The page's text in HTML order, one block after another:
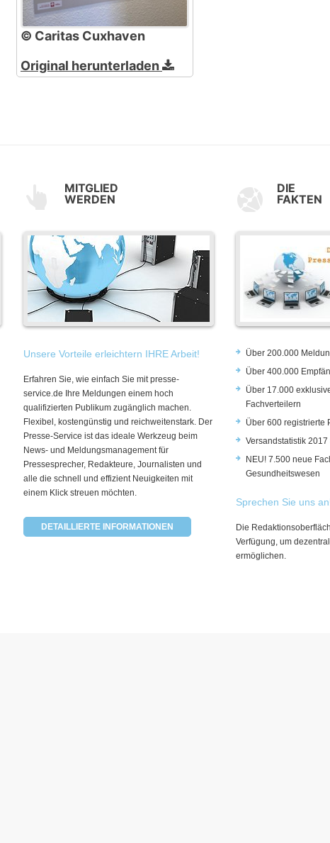
© Caritas Cuxhaven
Original herunterladen
MITGLIED
WERDEN
Unsere Vorteile erleichtern IHRE Arbeit!
Erfahren Sie, wie einfach Sie mit presse-
service.de Ihre Meldungen einem hoch
qualifizierten Publikum zugänglich machen.
Flexibel, kostengünstig und reichweitenstark. Der
Presse-Service ist das ideale Werkzeug beim
News- und Meldungsmanagement für
Pressesprecher, Redakteure, Journalisten und
alle die schnell und effizient Neuigkeiten mit
einem Klick streuen möchten.
DETAILLIERTE INFORMATIONEN
DIE
FAKTEN
Über 200.000
Über 400.000
Über 17.000
Fachverteilern
Über 600 registrierte
Versandstatistik
NEU! 7.500 neue
Gesundheitswesen
Sprechen Sie uns
Die
Verfügung, um
ermöglichen.